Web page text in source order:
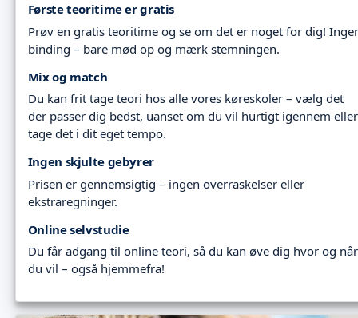
Første teoritime er gratis
Prøv en gratis teoritime og se om det er noget for dig!
binding – bare mød op og mærk stemningen.
Mix og match
Du kan frit tage teori hos alle vores køreskoler – vælg det
der passer dig bedst, uanset om du vil hurtigt igennem eller
tage det i dit eget tempo.
Ingen skjulte gebyrer
Prisen er gennemsigtig – ingen overraskelser eller
ekstraregninger.
Online selvstudie
Du får adgang til online teori, så du kan øve dig hvor og når
du vil – også hjemmefra!